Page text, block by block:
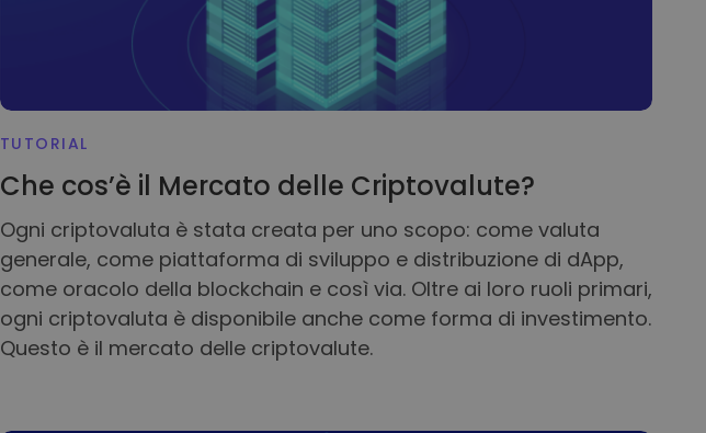
TUTORIAL
Che cos’è il Mercato delle Criptovalute?
Ogni criptovaluta è stata creata per uno scopo: come valuta
generale, come piattaforma di sviluppo e distribuzione di dApp,
come oracolo della blockchain e così via. Oltre ai loro ruoli primari,
ogni criptovaluta è disponibile anche come forma di investimento.
Questo è il mercato delle criptovalute.